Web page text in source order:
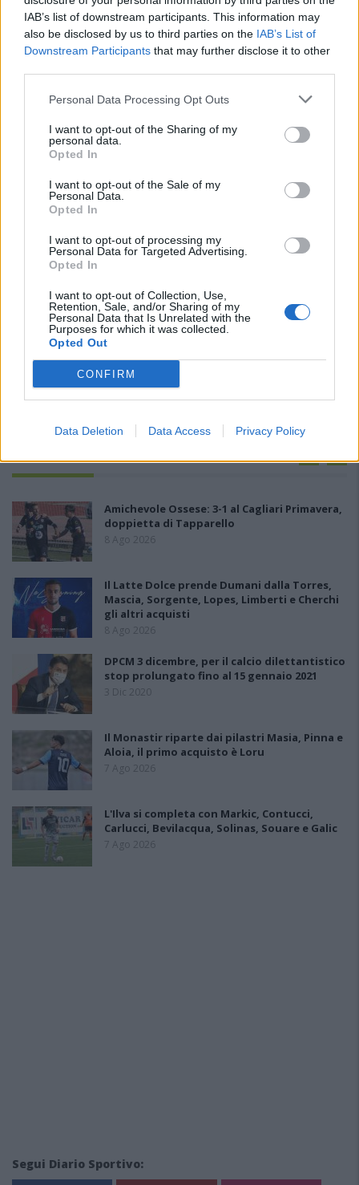
IAB’s list of downstream participants. This information may
also be disclosed by us to third parties on the IAB’s List of
Downstream Participants that may further disclose it to other
Personal Data Processing Opt Outs
I want to opt-out of the Sharing of my
personal data.
Opted In
I want to opt-out of the Sale of my
Personal Data.
Opted In
I want to opt-out of processing my
Personal Data for Targeted Advertising.
Opted In
I want to opt-out of Collection, Use,
Retention, Sale, and/or Sharing of my
Personal Data that Is Unrelated with the
Purposes for which it was collected.
Opted Out
CONFIRM
Data Deletion Data Access Privacy Policy
PIÙ LETTI OGGI
Amichevole Ossese: 3-1 al Cagliari Primavera,
doppietta di Tapparello
8 Ago 2026
Il Latte Dolce prende Dumani dalla Torres,
Mascia, Sorgente, Lopes, Limberti e Cherchi
gli altri acquisti
8 Ago 2026
DPCM 3 dicembre, per il calcio dilettantistico
stop prolungato fino al 15 gennaio 2021
3 Dic 2020
Il Monastir riparte dai pilastri Masia, Pinna e
Aloia, il primo acquisto è Loru
7 Ago 2026
L'Ilva si completa con Markic, Contucci,
Carlucci, Bevilacqua, Solinas, Souare e Galic
7 Ago 2026
Segui Diario Sportivo: